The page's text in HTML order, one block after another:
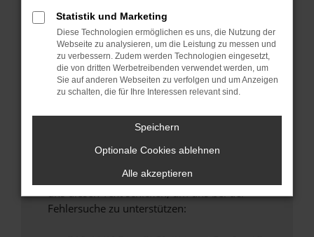
Stelle sicher, dass dein Browser und dein
Betriebssystem auf dem neuesten Stand
sind.
Veraltete Software birgt nicht nur ein
Sicherheitsrisiko, sondern kann auch dazu
führen, dass bestimmte Funktionen nicht mehr
Wende dich an den Webseitenbetreiber.
Wenn du alle oben genannten Schritte versucht
versuchen, das Problem zu beheben. Du kannst
uns diesen Text schicken, um uns bei der
Fehlersuche zu unterstützen:
Statistik und Marketing
Diese Technologien ermöglichen es uns, die Nutzung der
Webseite zu analysieren, um die Leistung zu messen und
zu verbessern. Zudem werden Technologien eingesetzt,
die von dritten Werbetreibenden verwendet werden, um
Sie auf anderen Webseiten zu verfolgen und um Anzeigen
zu schalten, die für Ihre Interessen relevant sind.
Speichern
Optionale Cookies ablehnen
Alle akzeptieren